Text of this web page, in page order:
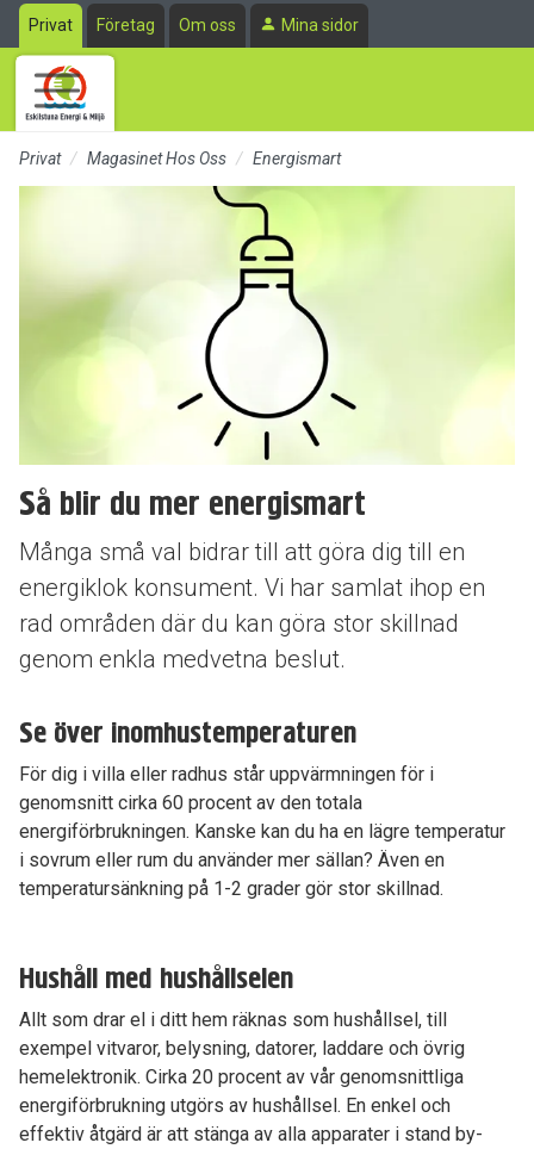
Till sidans huvudinnehåll
Privat Företag Om oss Mina sidor
Privat Magasinet Hos Oss Energismart
Så blir du mer energismart
Många små val bidrar till att göra dig till en
energiklok konsument. Vi har samlat ihop en
rad områden där du kan göra stor skillnad
genom enkla medvetna beslut.
Se över inomhustemperaturen
För dig i villa eller radhus står uppvärmningen för i
genomsnitt cirka 60 procent av den totala
energiförbrukningen. Kanske kan du ha en lägre temperatur
i sovrum eller rum du använder mer sällan? Även en
temperatursänkning på 1-2 grader gör stor skillnad.
Hushåll med hushållselen
Allt som drar el i ditt hem räknas som hushållsel, till
exempel vitvaror, belysning, datorer, laddare och övrig
hemelektronik. Cirka 20 procent av vår genomsnittliga
energiförbrukning utgörs av hushållsel. En enkel och
effektiv åtgärd är att stänga av alla apparater i stand by-